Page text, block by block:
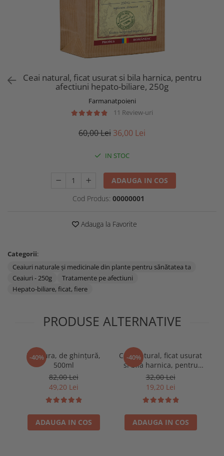
Ceai natural, ficat usurat si bila harnica, pentru
afectiuni hepato-biliare, 250g
Farmanatpoieni
11 Review-uri
60,00 Lei 36,00 Lei
IN STOC
ADAUGA IN COS
Cod Produs: 00000001
Adauga la Favorite
Categorii:
Ceaiuri naturale și medicinale din plante pentru sănătatea ta
Ceaiuri - 250g
Tratamente pe afectiuni
Hepato-biliare, ficat, fiere
PRODUSE ALTERNATIVE
-40%
Tinctura, de ghinţură,
500ml
82,00 Lei
49,20 Lei
ADAUGA IN COS
-40%
Ceai natural, ficat usurat
si bila harnica, pentru
afectiuni hepato-biliare,
100g
32,00 Lei
19,20 Lei
ADAUGA IN COS